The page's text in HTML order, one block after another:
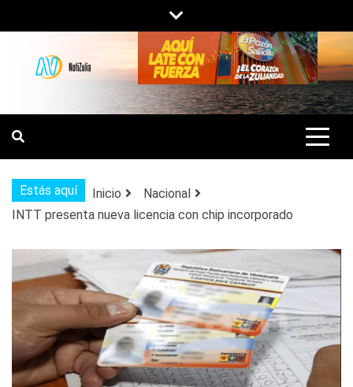
al
contenido
NOTIZULIA
NOTICIAS DEL ZULIA, VENEZUELA Y
DE INTERÉS GENERAL.
Estás aquí Inicio
Nacional
INTT presenta nueva licencia con chip incorporado